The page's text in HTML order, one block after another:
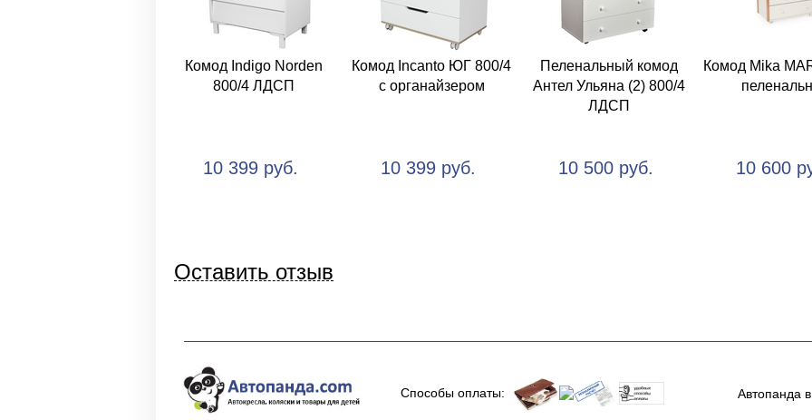
Комод Indigo Norden
800/4 ЛДСП
10 399 руб.
Комод Incanto ЮГ 800/4
с органайзером
10 399 руб.
Пеленальный комод
Антел Ульяна (2) 800/4
ЛДСП
10 500 руб.
Комод Mika
10 600
Оставить отзыв
Способы оплаты: Автопанда